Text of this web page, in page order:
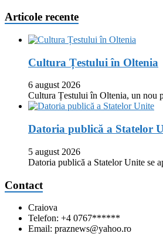
Articole recente
Cultura Țestului în Oltenia
6 august 2026
Cultura Țestului în Oltenia, un nou
Datoria publică a Statelor
5 august 2026
Datoria publică a Statelor Unite se
Contact
Craiova
Telefon: +4 0767******
Email: praznews@yahoo.ro